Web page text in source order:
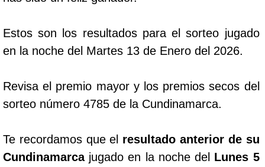
Estos son los resultados para el sorteo jugado
en la noche del Martes 13 de Enero del 2026.
Revisa el premio mayor y los premios secos del
sorteo número 4785 de la Cundinamarca.
Te recordamos que el resultado anterior de su
Cundinamarcajugado en la noche del Lunes 5